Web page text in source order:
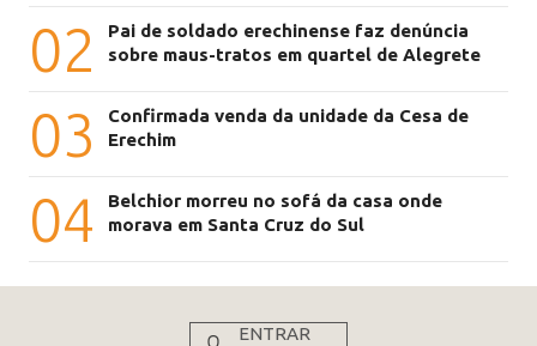
02
Pai de soldado erechinense faz denúncia
sobre maus-tratos em quartel de Alegrete
03
Confirmada venda da unidade da Cesa de
Erechim
04
Belchior morreu no sofá da casa onde
morava em Santa Cruz do Sul
ENTRAR